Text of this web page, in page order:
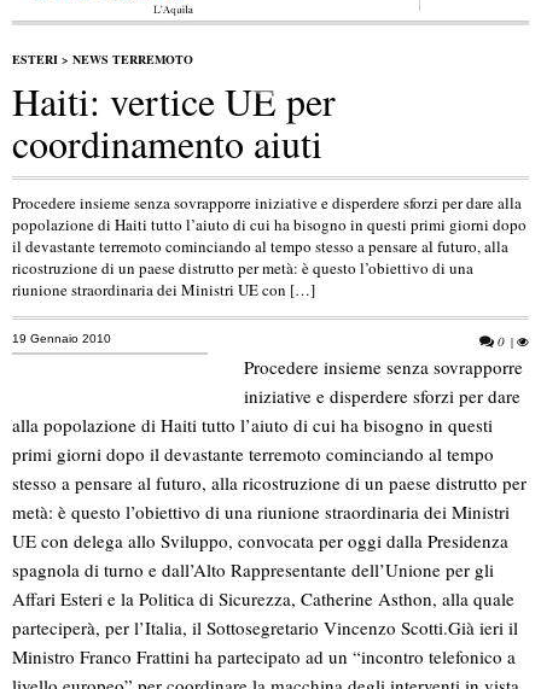
ESTERI > NEWS TERREMOTO
Haiti: vertice UE per
coordinamento aiuti
Procedere insieme senza sovrapporre iniziative e disperdere sforzi per dare alla
popolazione di Haiti tutto l’aiuto di cui ha bisogno in questi primi giorni dopo
il devastante terremoto cominciando al tempo stesso a pensare al futuro, alla
ricostruzione di un paese distrutto per metà: è questo l’obiettivo di una
riunione straordinaria dei Ministri UE con […]
19 Gennaio 2010 0 |
Procedere insieme senza sovrapporre
iniziative e disperdere sforzi per dare
alla popolazione di Haiti tutto l’aiuto di cui ha bisogno in questi
primi giorni dopo il devastante terremoto cominciando al tempo
stesso a pensare al futuro, alla ricostruzione di un paese distrutto per
metà: è questo l’obiettivo di una riunione straordinaria dei Ministri
UE con delega allo Sviluppo, convocata per oggi dalla Presidenza
spagnola di turno e dall’Alto Rappresentante dell’Unione per gli
Affari Esteri e la Politica di Sicurezza, Catherine Asthon, alla quale
parteciperà, per l’Italia, il Sottosegretario Vincenzo Scotti.Già ieri il
Ministro Franco Frattini ha partecipato ad un “incontro telefonico a